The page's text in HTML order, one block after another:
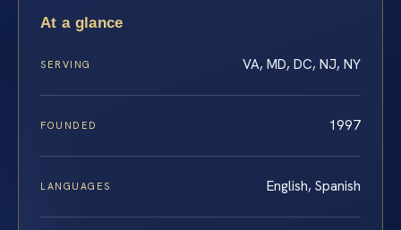
At a glance
SERVING VA, MD, DC, NJ, NY
FOUNDED 1997
LANGUAGES English, Spanish